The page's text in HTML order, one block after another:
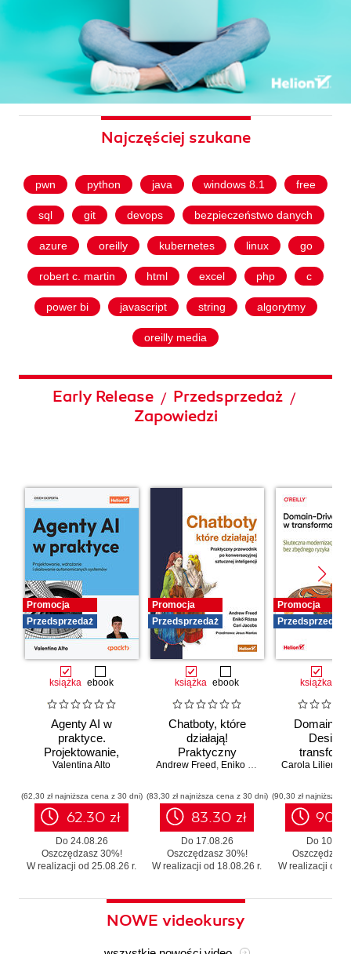
Najczęściej szukane
pwn python java windows 8.1 free
sql git devops bezpieczeństwo danych
azure oreilly kubernetes linux go
robert c. martin html excel php c
power bi javascript string algorytmy
oreilly media
Early Release / Przedsprzedaż /
Zapowiedzi
Promocja
Przedsprzedaż
książka ebook
Agenty AI w
praktyce.
Projektowanie,
wdrażanie i
autonomicznych
systemów
Valentina Alto
(62,30 zł najniższa cena z 30 dni)
62.30 zł
Do 24.08.26
Oszczędzasz 30%!
W realizacji od 25.08.26 r.
Promocja
Przedsprzedaż
książka ebook
Chatboty, które
działają!
Praktyczny
przewodnik po
sztucznej
inteligencji
Andrew Freed , Eniko Rozsa Cari Jacobs
(83,30 zł najniższa cena z 30 dni)
83.30 zł
Do 17.08.26
Oszczędzasz 30%!
W realizacji od 18.08.26 r.
Promocja
Przedsprzedaż
książka
Domain-
Design
legacy
zbędnego
Carola Lilienthal
(90,30 zł najniższa
Do
Oszczędzasz
W realizacji od
NOWE videokursy